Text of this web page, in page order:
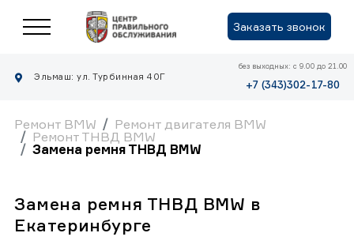
Заказать звонок
Эльмаш: ул. Турбинная 40Г
без выходных: с 9.00 до 21.00
+7 (343)302-17-80
Ремонт BMW
Ремонт двигателя BMW
Ремонт ТНВД BMW
Замена ремня ТНВД BMW
Замена ремня ТНВД BMW в
Екатеринбурге